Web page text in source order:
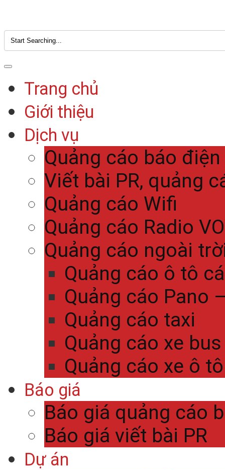
Trang chủ
Giới thiệu
Dịch vụ
Quảng cáo báo
Viết bài PR, quảng
Quảng cáo Wifi
Quảng cáo Radio
Quảng cáo ngoài
Quảng cáo ô tô
Quảng cáo Pano
Quảng cáo taxi
Quảng cáo xe bus
Quảng cáo xe ô
Báo giá
Báo giá quảng cáo
Báo giá viết bài PR
Dự án